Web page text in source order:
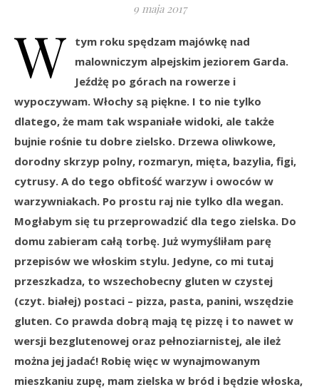
9 maja 2017
W
tym roku spędzam majówkę nad
malowniczym alpejskim jeziorem Garda.
Jeźdżę po górach na rowerze i
wypoczywam. Włochy są piękne. I to nie tylko
dlatego, że mam tak wspaniałe widoki, ale także
bujnie rośnie tu dobre zielsko. Drzewa oliwkowe,
dorodny skrzyp polny, rozmaryn, mięta, bazylia, figi,
cytrusy. A do tego obfitość warzyw i owoców w
warzywniakach. Po prostu raj nie tylko dla wegan.
Mogłabym się tu przeprowadzić dla tego zielska. Do
domu zabieram całą torbę. Już wymyśliłam parę
przepisów we włoskim stylu. Jedyne, co mi tutaj
przeszkadza, to wszechobecny gluten w czystej
(czyt. białej) postaci – pizza, pasta, panini, wszędzie
gluten. Co prawda dobrą mają tę pizzę i to nawet w
wersji bezglutenowej oraz pełnoziarnistej, ale ileż
można jej jadać! Robię więc w wynajmowanym
mieszkaniu zupę, mam zielska w bród i będzie włoska,